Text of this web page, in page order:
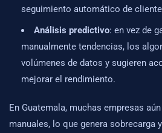
seguimiento automático de
Análisis predictivo: en vez de
manualmente tendencias, los
volúmenes de datos y sugieren
mejorar el rendimiento.
En Guatemala, muchas empresas
manuales, lo que genera sobrecarga